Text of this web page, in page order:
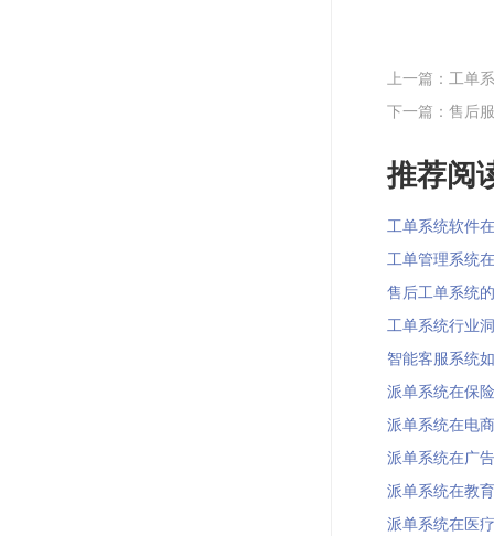
上一篇：工单
下一篇：售后
推荐阅
工单系统软件
工单管理系统
售后工单系统
工单系统行业
智能客服系统
派单系统在保
派单系统在电
派单系统在广
派单系统在教
派单系统在医